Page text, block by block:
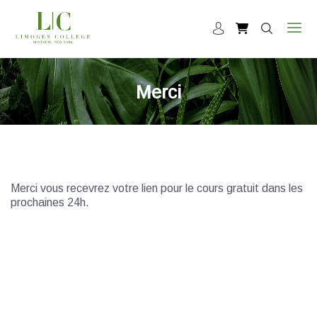
Merci
Merci vous recevrez votre lien pour le cours gratuit dans les
prochaines 24h.